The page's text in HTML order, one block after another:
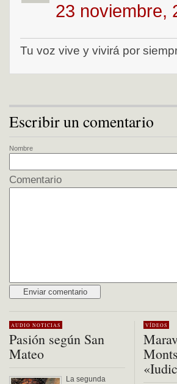
23 noviembre,
Tu voz vive y vivirá por
Escribir un comentario
Nombre
Comentario
AUDIO NOTICIAS
Pasión según San
Mateo
La segunda
VÍDEOS